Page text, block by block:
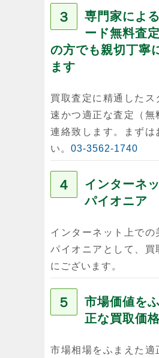
３
専門家によ
ード無料査
の方でも親切丁寧
ます
買取査定に精通したス
速かつ適正な査定（無
連絡致します。まずは
い。 03-3562-1740
４
インターネ
パイオニア
インターネット上での
パイオニアとして、買
にございます。
５
市場価値を
正な買取価
市場相場をふまえた適